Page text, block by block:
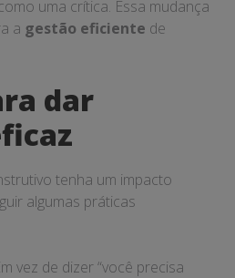
uma crítica. Essa mudança
a gestão eficiente de
dar
tenha um impacto
algumas práticas
vez de dizer “você precisa